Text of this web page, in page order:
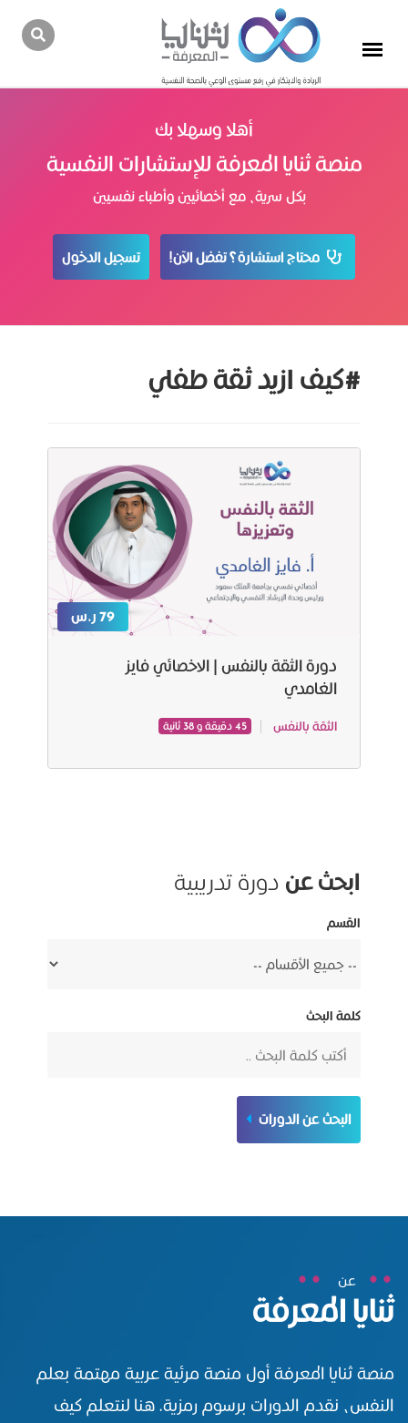
أهلا وسهلا بك
منصة ثنايا المعرفة للإستشارات النفسية
بكل سرية، مع أخصائيين وأطباء نفسيين
محتاج استشارة؟ تفضل الآن! تسجيل الدخول
#كيف ازيد ثقة طفلي
79 ر.س
دورة الثقة بالنفس | الاخصائي فايز
الغامدي
الثقة بالنفس 45 دقيقة و 38 ثانية
ابحث عن دورة تدريبية
القسم
كلمة البحث
البحث عن الدورات
عن
ثنايا المعرفة
منصة ثنايا المعرفة أول منصة مرئية عربية مهتمة بعلم
النفس، نقدم الدورات برسوم رمزية. هنا لنتعلم كيف